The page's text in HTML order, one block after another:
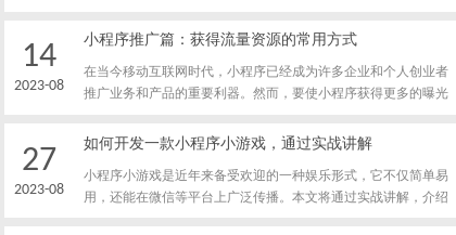
14
2023-08
小程序推广篇：获得流量资源的常用方式
在当今移动互联网时代，小程序已经成为许多企业和个人创业者
推广业务和产品的重要利器。然而，要使小程序获得更多的曝光
资源的常用方式。本文将介绍一些常用的小程序推广方式，帮助
27
2023-08
如何开发一款小程序小游戏，通过实战讲解
小程序小游戏是近年来备受欢迎的一种娱乐形式，它不仅简单易
用，还能在微信等平台上广泛传播。本文将通过实战讲解，介绍